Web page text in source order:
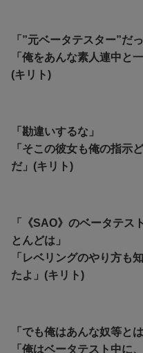
「”元ベータテスター”だっ
「俺をあんな素人連中と
(キリト)
「勘違いするな」
「そこの彼女も俺の指示
だ」(キリト)
「《SAO》のベータテス
とんどは」
「レベリングのやり方も
たよ」(キリト)
「でも俺はあんな奴等とは
「俺はベータテスト中に、